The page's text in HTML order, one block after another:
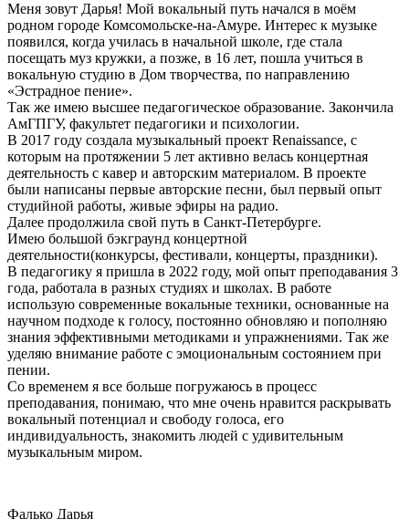
Меня зовут Дарья! Мой вокальный путь начался в моём
родном городе Комсомольске-на-Амуре. Интерес к музыке
появился, когда училась в начальной школе, где стала
посещать муз кружки, а позже, в 16 лет, пошла учиться в
вокальную студию в Дом творчества, по направлению
«Эстрадное пение».
Так же имею высшее педагогическое образование. Закончила
АмГПГУ, факультет педагогики и психологии.
В 2017 году создала музыкальный проект Renaissance, с
которым на протяжении 5 лет активно велась концертная
деятельность с кавер и авторским материалом. В проекте
были написаны первые авторские песни, был первый опыт
студийной работы, живые эфиры на радио.
Далее продолжила свой путь в Санкт-Петербурге.
Имею большой бэкграунд концертной
деятельности(конкурсы, фестивали, концерты, праздники).
В педагогику я пришла в 2022 году, мой опыт преподавания 3
года, работала в разных студиях и школах. В работе
использую современные вокальные техники, основанные на
научном подходе к голосу, постоянно обновляю и пополняю
знания эффективными методиками и упражнениями. Так же
уделяю внимание работе с эмоциональным состоянием при
пении.
Со временем я все больше погружаюсь в процесс
преподавания, понимаю, что мне очень нравится раскрывать
вокальный потенциал и свободу голоса, его
индивидуальность, знакомить людей с удивительным
музыкальным миром.
Фалько Дарья